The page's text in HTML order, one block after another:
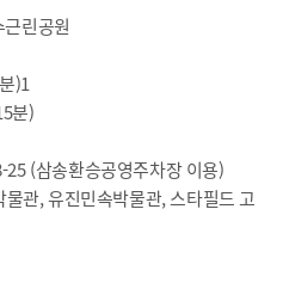
린공원
)1
분)
(삼송환승공영주차장 이용)
물관, 유진민속박물관, 스타필드 고